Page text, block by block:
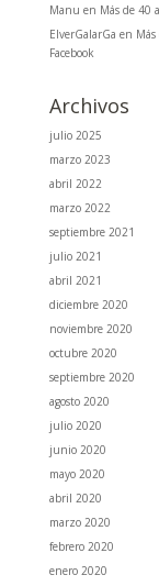
Manu en Más de 40
ElverGalarGa en
Facebook
Archivos
julio 2025
marzo 2023
abril 2022
marzo 2022
septiembre 2021
julio 2021
abril 2021
diciembre 2020
noviembre 2020
octubre 2020
septiembre 2020
agosto 2020
julio 2020
junio 2020
mayo 2020
abril 2020
marzo 2020
febrero 2020
enero 2020